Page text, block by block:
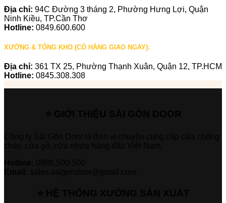
Địa chỉ: 94C Đường 3 tháng 2, Phường Hưng Lợi, Quận
Ninh Kiều, TP.Cần Thơ
Hotline: 0849.600.600
XƯỞNG & TỔNG KHO (CÓ HÀNG GIAO NGAY):
Địa chỉ: 361 TX 25, Phường Thạnh Xuân, Quận 12, TP.HCM
Hotline: 0845.308.308